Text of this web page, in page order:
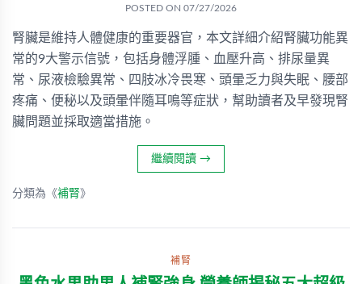
POSTED ON 07/27/2026
腎臟是維持人體健康的重要器官，本文詳細介紹腎臟功能異
常的9大警示信號，包括身體浮腫、血壓升高、排尿量異
常、尿液檢驗異常、四肢冰冷畏寒、頭暈乏力與失眠、腰部
疼痛、便秘以及頭暈伴隨耳鳴等症狀，幫助讀者及早發現腎
臟問題並採取適當措施。
繼續閱讀 →
分類為《補腎》
補腎